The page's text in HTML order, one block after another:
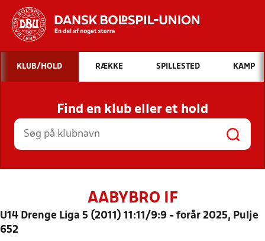
Hvad vil du søge efter?
INDHOLD OG NYHEDER
STILLINGER, RESULTATER, KLUBBER OG
HOLD
KLUB/HOLD RÆKKE SPILLESTED KAMP
Find en klub eller et hold
AABYBRO IF
U14 Drenge Liga 5 (2011) 11:11/9:9 - forår 2025, Pulje
652